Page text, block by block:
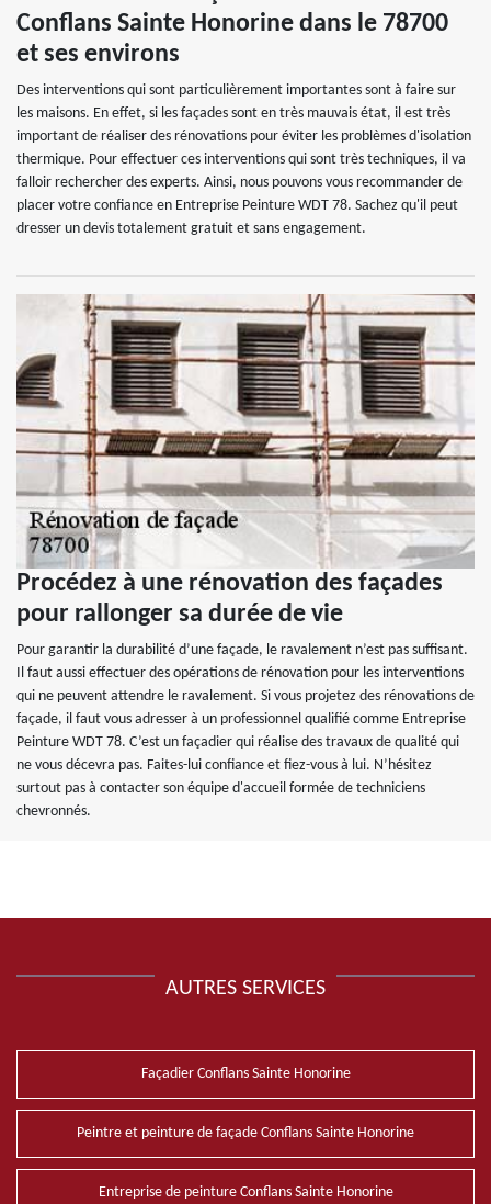
Conflans Sainte Honorine dans le 78700
et ses environs
Des interventions qui sont particulièrement importantes sont à faire sur
les maisons. En effet, si les façades sont en très mauvais état, il est très
important de réaliser des rénovations pour éviter les problèmes d'isolation
thermique. Pour effectuer ces interventions qui sont très techniques, il va
falloir rechercher des experts. Ainsi, nous pouvons vous recommander de
placer votre confiance en Entreprise Peinture WDT 78. Sachez qu'il peut
dresser un devis totalement gratuit et sans engagement.
Procédez à une rénovation des façades
pour rallonger sa durée de vie
Pour garantir la durabilité d’une façade, le ravalement n’est pas suffisant.
Il faut aussi effectuer des opérations de rénovation pour les interventions
qui ne peuvent attendre le ravalement. Si vous projetez des rénovations de
façade, il faut vous adresser à un professionnel qualifié comme Entreprise
Peinture WDT 78. C’est un façadier qui réalise des travaux de qualité qui
ne vous décevra pas. Faites-lui confiance et fiez-vous à lui. N’hésitez
surtout pas à contacter son équipe d'accueil formée de techniciens
chevronnés.
AUTRES SERVICES
Façadier Conflans Sainte Honorine
Peintre et peinture de façade Conflans Sainte Honorine
Entreprise de peinture Conflans Sainte Honorine